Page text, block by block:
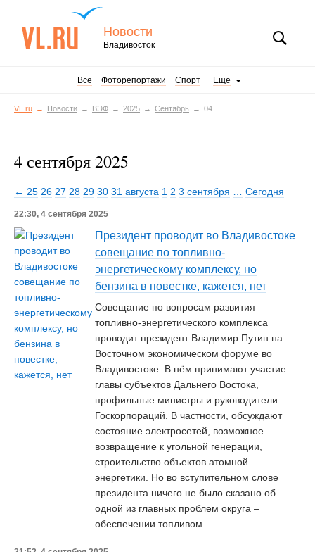
Новости
Владивосток
Все Фоторепортажи Спорт Еще
VL.ru Новости ВЭФ 2025 Сентябрь 04
4 сентября 2025
← 25 26 27 28 29 30 31 августа 1 2 3 сентября Сегодня
22:30, 4 сентября 2025
Президент проводит во Владивостоке
совещание по топливно-
энергетическому комплексу, но
бензина в повестке, кажется, нет
Cовещание по вопросам развития
топливно-энергетического комплекса
проводит президент Владимир Путин на
Восточном экономическом форуме во
Владивостоке. В нём принимают участие
главы субъектов Дальнего Востока,
профильные министры и руководители
Госкорпораций. В частности, обсуждают
состояние электросетей, возможное
возвращение к угольной генерации,
строительство объектов атомной
энергетики. Но во вступительном слове
президента ничего не было сказано об
одной из главных проблем округа –
обеспечении топливом.